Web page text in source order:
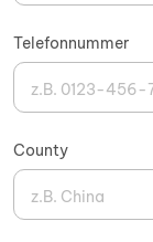
Telefonnummer
County